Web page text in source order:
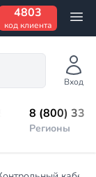
4803
код клиента
Вход
8 (800)
Регионы